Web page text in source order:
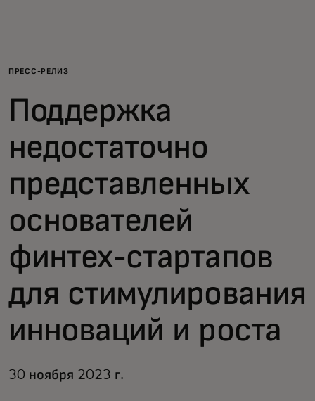
Для бизнеса
Для всего мира
Для новаторов
Новости и тренды
ПРЕСС-РЕЛИЗ
Поддержка
недостаточно
представленных
основателей
финтех-стартапов
для стимулирования
инноваций и роста
30 ноября 2023 г.